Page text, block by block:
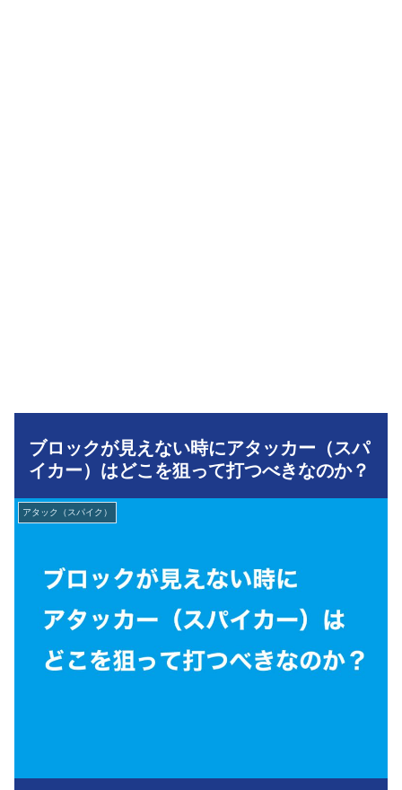
ブロックが見えない時にアタッカー（スパ
イカー）はどこを狙って打つべきなのか？
アタック（スパイク）